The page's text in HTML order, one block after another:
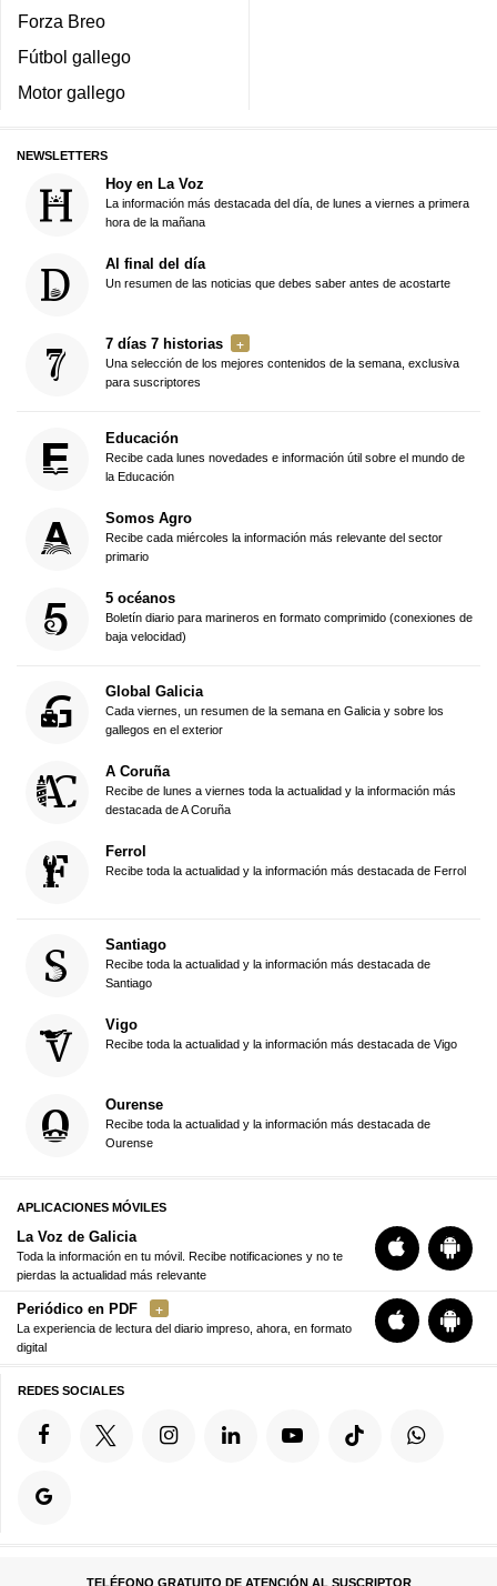
Forza Breo
Fútbol gallego
Motor gallego
NEWSLETTERS
Hoy en La Voz
La información más destacada del día, de lunes a viernes a primera
hora de la mañana
Al final del día
Un resumen de las noticias que debes saber antes de acostarte
7 días 7 historias
Una selección de los mejores contenidos de la semana, exclusiva
para suscriptores
Educación
Recibe cada lunes novedades e información útil sobre el mundo de
la Educación
Somos Agro
Recibe cada miércoles la información más relevante del sector
primario
5 océanos
Boletín diario para marineros en formato comprimido (conexiones de
baja velocidad)
Global Galicia
Cada viernes, un resumen de la semana en Galicia y sobre los
gallegos en el exterior
A Coruña
Recibe de lunes a viernes toda la actualidad y la información más
destacada de A Coruña
Ferrol
Recibe toda la actualidad y la información más destacada de Ferrol
Santiago
Recibe toda la actualidad y la información más destacada de
Santiago
Vigo
Recibe toda la actualidad y la información más destacada de Vigo
Ourense
Recibe toda la actualidad y la información más destacada de
Ourense
APLICACIONES MÓVILES
La Voz de Galicia
Toda la información en tu móvil. Recibe notificaciones y no te
pierdas la actualidad más relevante
Periódico en PDF
La experiencia de lectura del diario impreso, ahora, en formato
digital
REDES SOCIALES
TELÉFONO GRATUITO DE ATENCIÓN AL SUSCRIPTOR